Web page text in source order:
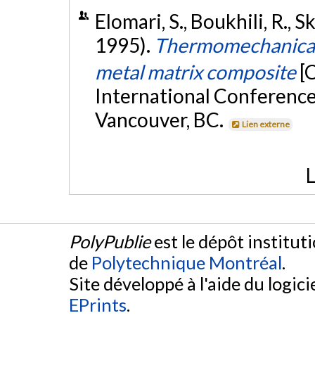
Elomari, S., Boukhili, R.,
1995).
metal matrix composite
International
Vancouver, BC.
Lien externe
PolyPublieest le dépôt
de Polytechnique Montréal.
Site développé à l'aide du
EPrints.